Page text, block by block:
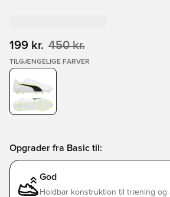
199 kr. 450 kr.
TILGÆNGELIGE FARVER
Opgrader fra Basic til:
God
Holdbar konstruktion til træning og